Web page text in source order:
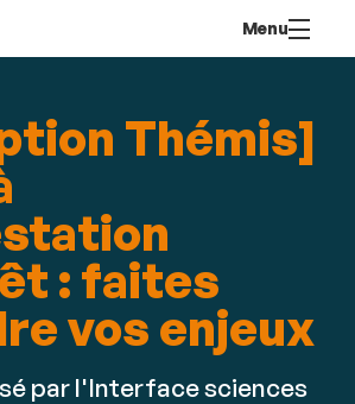
contenu
Menu
Thémis]
: faites
vos enjeux
par l'Interface sciences